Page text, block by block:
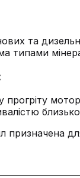
та
типами